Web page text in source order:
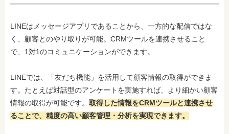
LINEはメッセージアプリであることから、一方的な配信ではな
く、顧客とのやり取りが可能。CRMツールを連携させること
で、1対1のコミュニケーションができます。
LINEでは、「友だち機能」を活用して顧客情報の取得ができま
す。たとえば対話型のアンケートを実施すれば、より細かい顧客
情報の取得が可能です。 取得した情報をCRMツールと連携させ
ることで、精度の高い顧客管理・分析を実現できます。